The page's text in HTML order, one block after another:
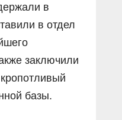
в
в отдел
заключили
базы.